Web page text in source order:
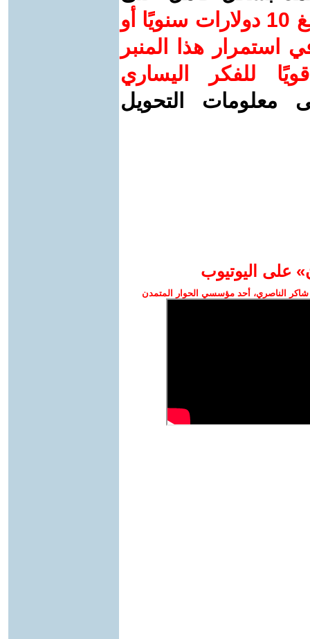
ساهم/ي معنا! بدعمكم بمبلغ 10 دولارات سنويًا أو
استمرار هذا المنبر
للفكر اليساري
معلومات التحويل
على اليوتيوب
الناصري، أحد مؤسسي الحوار المتمدن